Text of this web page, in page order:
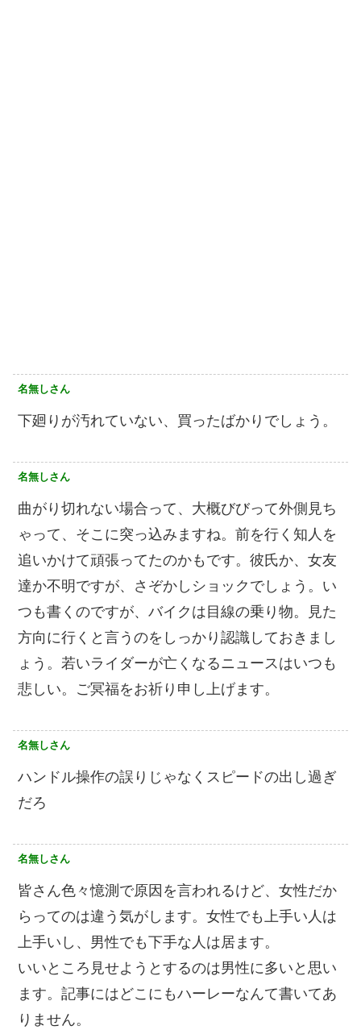
名無しさん
下廻りが汚れていない、買ったばかりでしょう。
名無しさん
曲がり切れない場合って、大概びびって外側見ち
ゃって、そこに突っ込みますね。前を行く知人を
追いかけて頑張ってたのかもです。彼氏か、女友
達か不明ですが、さぞかしショックでしょう。い
つも書くのですが、バイクは目線の乗り物。見た
方向に行くと言うのをしっかり認識しておきまし
ょう。若いライダーが亡くなるニュースはいつも
悲しい。ご冥福をお祈り申し上げます。
名無しさん
ハンドル操作の誤りじゃなくスピードの出し過ぎ
だろ
名無しさん
皆さん色々憶測で原因を言われるけど、女性だか
らってのは違う気がします。女性でも上手い人は
上手いし、男性でも下手な人は居ます。
いいところ見せようとするのは男性に多いと思い
ます。記事にはどこにもハーレーなんて書いてあ
りません。